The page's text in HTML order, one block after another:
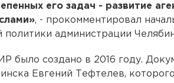
его задач - развитие
, - прокомментировал
политики администрации
было создано в 2016 году.
Евгений Тефтелев,